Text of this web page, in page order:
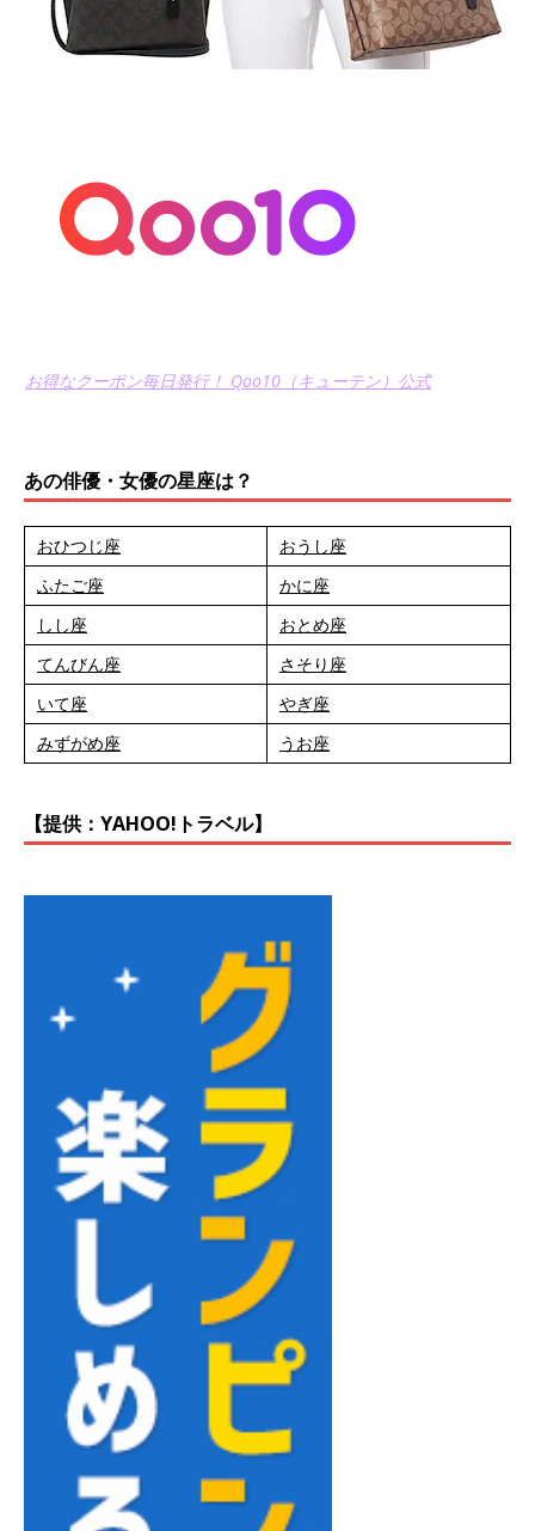
お得なクーポン毎日発行！ Qoo10（キューテン）公式
あの俳優・女優の星座は？
おひつじ座
おうし座
ふたご座
かに座
しし座
おとめ座
てんびん座
さそり座
いて座
やぎ座
みずがめ座
うお座
【提供：YAHOO!トラベル】